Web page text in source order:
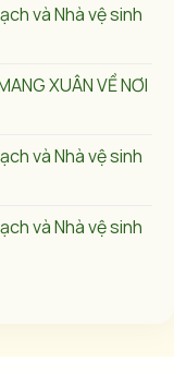
và Nhà vệ sinh
XUÂN VỀ NƠI
và Nhà vệ sinh
và Nhà vệ sinh